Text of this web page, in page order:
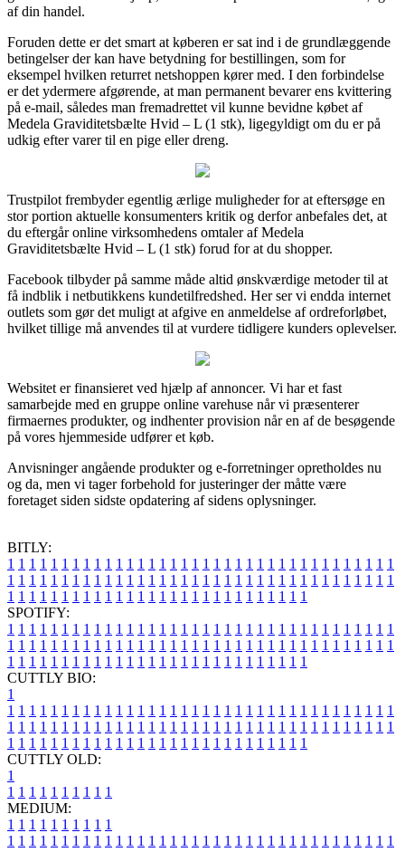
af din handel.
Foruden dette er det smart at køberen er sat ind i de grundlæggende
betingelser der kan have betydning for bestillingen, som for
eksempel hvilken returret netshoppen kører med. I den forbindelse
er det ydermere afgørende, at man permanent bevarer ens kvittering
på e-mail, således man fremadrettet vil kunne bevidne købet af
Medela Graviditetsbælte Hvid – L (1 stk), ligegyldigt om du er på
udkig efter varer til en pige eller dreng.
Trustpilot frembyder egentlig ærlige muligheder for at eftersøge en
stor portion aktuelle konsumenters kritik og derfor anbefales det, at
du eftergår online virksomhedens omtaler af Medela
Graviditetsbælte Hvid – L (1 stk) forud for at du shopper.
Facebook tilbyder på samme måde altid ønskværdige metoder til at
få indblik i netbutikkens kundetilfredshed. Her ser vi endda internet
outlets som gør det muligt at afgive en anmeldelse af ordreforløbet,
hvilket tillige må anvendes til at vurdere tidligere kunders oplevelser.
Websitet er finansieret ved hjælp af annoncer. Vi har et fast
samarbejde med en gruppe online varehuse når vi præsenterer
firmaernes produkter, og indhenter provision når en af de besøgende
på vores hjemmeside udfører et køb.
Anvisninger angående produkter og e-forretninger opretholdes nu
og da, men vi tager forbehold for justeringer der måtte være
foretaget siden sidste opdatering af sidens oplysninger.
BITLY:
1 1 1 1 1 1 1 1 1 1 1 1 1 1 1 1 1 1 1 1 1 1 1 1 1 1 1 1 1 1 1 1 1 1 1 1
1 1 1 1 1 1 1 1 1 1 1 1 1 1 1 1 1 1 1 1 1 1 1 1 1 1 1 1 1 1 1 1 1 1 1 1
1 1 1 1 1 1 1 1 1 1 1 1 1 1 1 1 1 1 1 1 1 1 1 1 1 1 1 1
SPOTIFY:
1 1 1 1 1 1 1 1 1 1 1 1 1 1 1 1 1 1 1 1 1 1 1 1 1 1 1 1 1 1 1 1 1 1 1 1
1 1 1 1 1 1 1 1 1 1 1 1 1 1 1 1 1 1 1 1 1 1 1 1 1 1 1 1 1 1 1 1 1 1 1 1
1 1 1 1 1 1 1 1 1 1 1 1 1 1 1 1 1 1 1 1 1 1 1 1 1 1 1 1
CUTTLY BIO:
1
1 1 1 1 1 1 1 1 1 1 1 1 1 1 1 1 1 1 1 1 1 1 1 1 1 1 1 1 1 1 1 1 1 1 1 1
1 1 1 1 1 1 1 1 1 1 1 1 1 1 1 1 1 1 1 1 1 1 1 1 1 1 1 1 1 1 1 1 1 1 1 1
1 1 1 1 1 1 1 1 1 1 1 1 1 1 1 1 1 1 1 1 1 1 1 1 1 1 1 1
CUTTLY OLD:
1
1 1 1 1 1 1 1 1 1 1
MEDIUM:
1 1 1 1 1 1 1 1 1 1
1 1 1 1 1 1 1 1 1 1 1 1 1 1 1 1 1 1 1 1 1 1 1 1 1 1 1 1 1 1 1 1 1 1 1 1